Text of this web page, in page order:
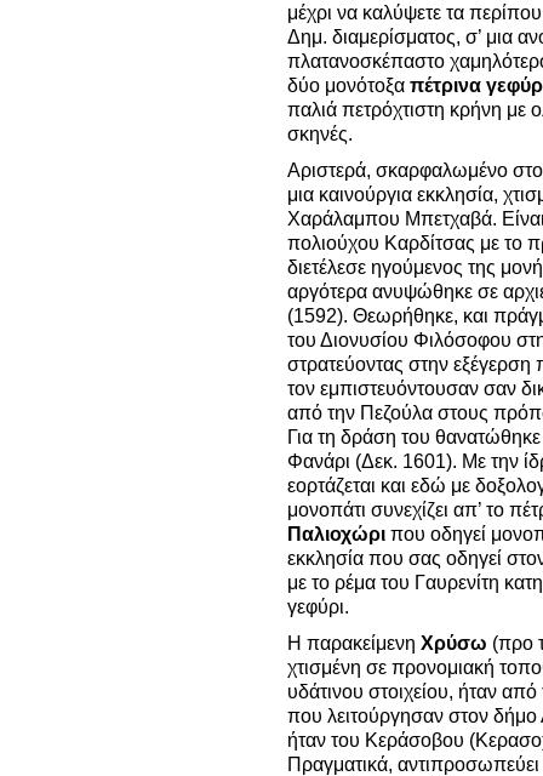
μέχρι να καλύψετε τα
Δημ. διαμερίσματος, σ’ μια
πλατανοσκέπαστο
δύο μονότοξα πέτρινα
παλιά πετρόχτιστη κρήνη με
σκηνές.
Αριστερά, σκαρφαλωμένο
μια καινούργια εκκλησία,
Χαράλαμπου Μπετχαβά.
πολιούχου Καρδίτσας με το
διετέλεσε ηγούμενος της
αργότερα ανυψώθηκε σε
(1592). Θεωρήθηκε, και
του Διονυσίου Φιλόσοφου
στρατεύοντας στην
τον εμπιστευόντουσαν σαν
από την Πεζούλα στους
Για τη δράση του
Φανάρι (Δεκ. 1601). Με την
εορτάζεται και εδώ με
μονοπάτι συνεχίζει απ’ το
Παλιοχώρι που οδηγεί
εκκλησία που σας οδηγεί
με το ρέμα του Γαυρενίτη
γεφύρι.
Η παρακείμενη Χρύσω (προ
χτισμένη σε προνομιακή
υδάτινου στοιχείου, ήταν από
που λειτούργησαν στον
ήταν του Κεράσοβου
Πραγματικά,